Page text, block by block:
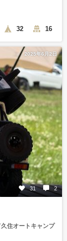
32 16
2025年6月2日
31 2
住オートキャンプ